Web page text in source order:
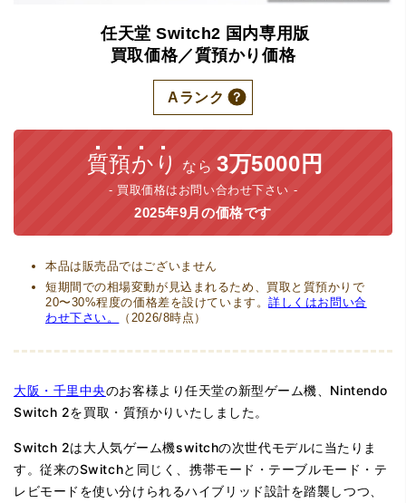
任天堂 Switch2 国内専用版
買取価格／質預かり価格
Aランク
質預かり なら 3万5000円
買取価格はお問い合わせ下さい
2025年9月の価格です
本品は販売品ではございません
短期間での相場変動が見込まれるため、買取と質預かりで
20〜30%程度の価格差を設けています。詳しくはお問い合
わせ下さい。
（2026/8時点）
大阪・千里中央のお客様より任天堂の新型ゲーム機、Nintendo
Switch 2を買取・質預かりいたしました。
Switch 2は大人気ゲーム機switchの次世代モデルに当たりま
す。従来のSwitchと同じく、携帯モード・テーブルモード・テ
レビモードを使い分けられるハイブリッド設計を踏襲しつつ、